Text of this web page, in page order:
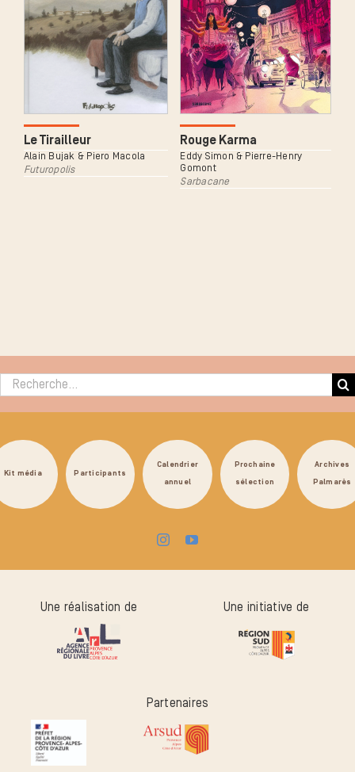
Le Tirailleur
Alain Bujak & Piero Macola
Futuropolis
Rouge Karma
Eddy Simon & Pierre-Henry
Gomont
Sarbacane
Rechercher :
Kit média Participants
Calendrier
annuel
Prochaine
sélection
Archives
Palmarès
Une réalisation de Une initiative de
Partenaires